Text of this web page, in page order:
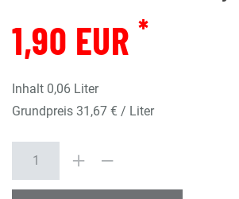
1,90 EUR *
Inhalt 0,06 Liter
Grundpreis 31,67 € / Liter